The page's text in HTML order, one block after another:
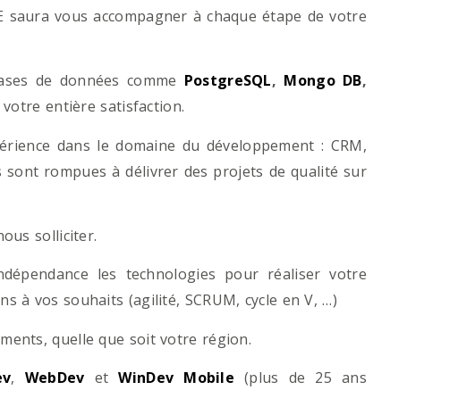
saura vous accompagner à chaque étape de votre
de données comme PostgreSQL, Mongo DB,
entière satisfaction.
dans le domaine du développement : CRM,
sont rompues à délivrer des projets de qualité sur
solliciter.
les technologies pour réaliser votre
à vos souhaits (agilité, SCRUM, cycle en V, …)
quelle que soit votre région.
, WebDev et WinDev Mobile (plus de 25 ans